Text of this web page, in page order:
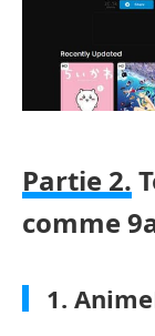
Partie 2.
comme
1.